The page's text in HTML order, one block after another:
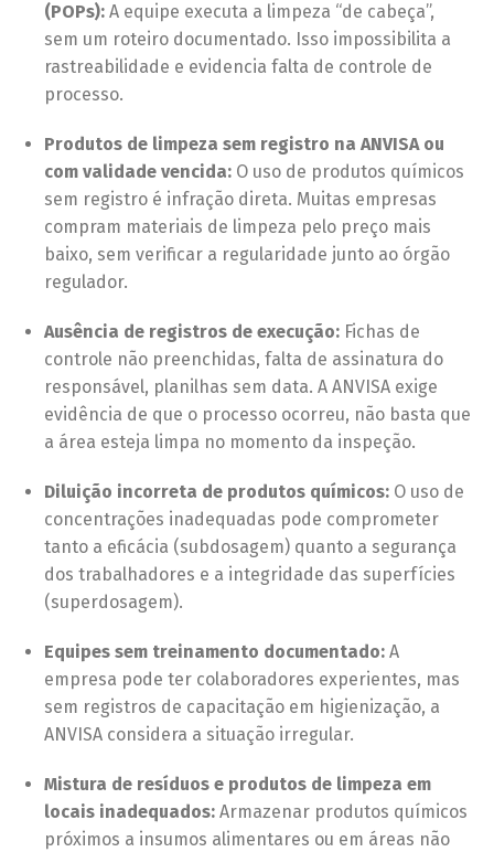
(POPs): A equipe executa a limpeza “de cabeça”,
sem um roteiro documentado. Isso impossibilita a
rastreabilidade e evidencia falta de controle de
processo.
Produtos de limpeza sem registro na ANVISA ou
com validade vencida: O uso de produtos químicos
sem registro é infração direta. Muitas empresas
compram materiais de limpeza pelo preço mais
baixo, sem verificar a regularidade junto ao órgão
regulador.
Ausência de registros de execução: Fichas de
controle não preenchidas, falta de assinatura do
responsável, planilhas sem data. A ANVISA exige
evidência de que o processo ocorreu, não basta que
a área esteja limpa no momento da inspeção.
Diluição incorreta de produtos químicos: O uso de
concentrações inadequadas pode comprometer
tanto a eficácia (subdosagem) quanto a segurança
dos trabalhadores e a integridade das superfícies
(superdosagem).
Equipes sem treinamento documentado: A
empresa pode ter colaboradores experientes, mas
sem registros de capacitação em higienização, a
ANVISA considera a situação irregular.
Mistura de resíduos e produtos de limpeza em
locais inadequados: Armazenar produtos químicos
próximos a insumos alimentares ou em áreas não